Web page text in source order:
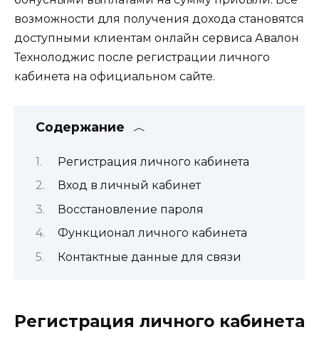
возможности для получения дохода становятся
доступными клиентам онлайн сервиса Авалон
Технолоджис после регистрации личного
кабинета на официальном сайте.
Содержание
Регистрация личного кабинета
Вход в личный кабинет
Восстановление пароля
Функционал личного кабинета
Контактные данные для связи
Регистрация личного кабинета